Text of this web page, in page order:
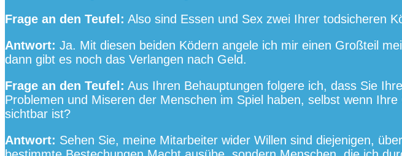
Frage an den Teufel: Also sind Essen und Sex zwei Ihrer todsicheren
Antwort: Ja. Mit diesen beiden Ködern angele ich mir einen Großteil
dann gibt es noch das Verlangen nach Geld.
Frage an den Teufel: Aus Ihren Behauptungen folgere ich, dass Sie
Problemen und Miseren der Menschen im Spiel haben, selbst wenn
sichtbar ist?
Antwort: Sehen Sie, meine Mitarbeiter wider Willen sind diejenigen,